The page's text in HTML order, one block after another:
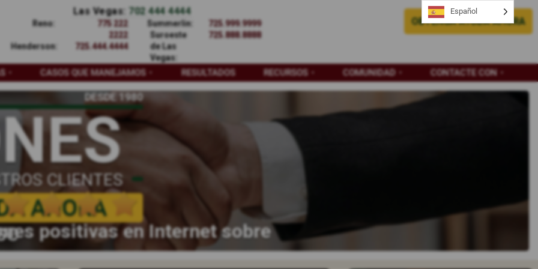
Las Vegas: 702 444 4444
Reno:
775 222
Henderson:
725.444.4444
Summerlin:
725.999.9999
Suroeste
de Las
Vegas:
725.888.8888
OBTENGA AYUDA AHORA
CASOS QUE MANEJAMOS RESULTADOS RECURSOS COMUNIDAD CONTACTE CON
DESDE 1980
CLIENTES
AHORA
positivas en Internet sobre
Español